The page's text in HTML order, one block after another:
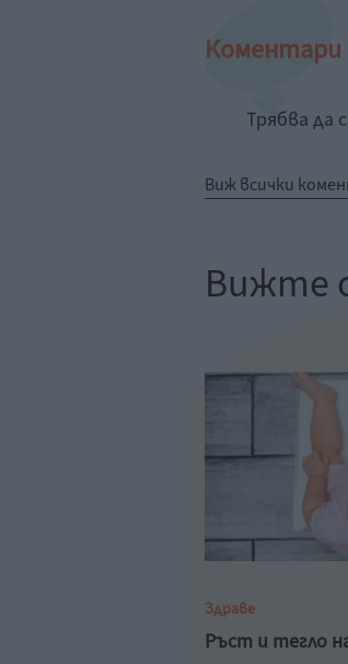
Коментари
Трябва да
Виж всички
Вижте
Здраве
Ръст и тегло